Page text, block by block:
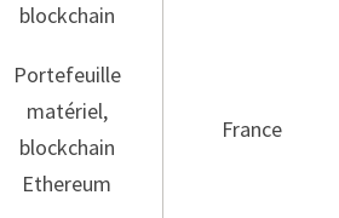
blockchain
Portefeuille
matériel,
blockchain
Ethereum
France